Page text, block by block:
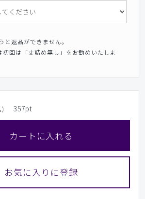
返品ができません。
回は「丈詰め無し」をお勧めいたしま
357pt
カートに入れる